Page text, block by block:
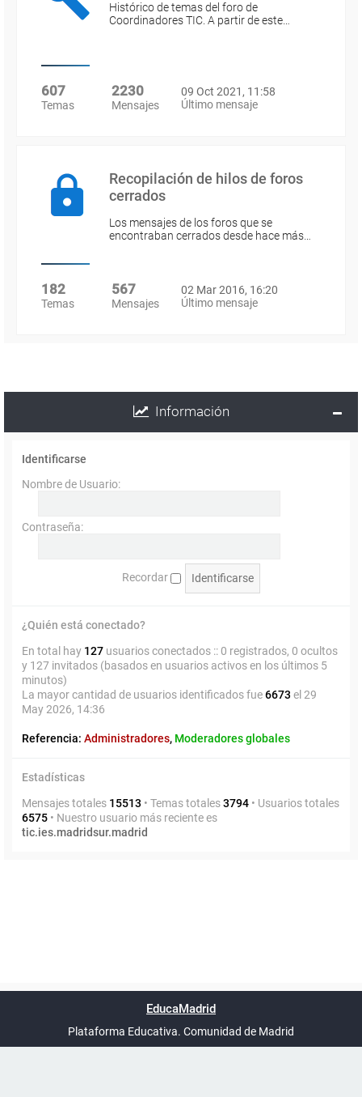
Histórico de temas del foro de
Coordinadores TIC. A partir de este…
607
Temas
2230
Mensajes
09 Oct 2021, 11:58
Último mensaje
Recopilación de hilos de foros
cerrados
Los mensajes de los foros que se
encontraban cerrados desde hace más…
182
Temas
567
Mensajes
02 Mar 2016, 16:20
Último mensaje
Información
Identificarse
Nombre de Usuario:
Contraseña:
Recordar
¿Quién está conectado?
En total hay 127 usuarios conectados :: 0 registrados, 0 ocultos
y 127 invitados (basados en usuarios activos en los últimos 5
minutos)
La mayor cantidad de usuarios identificados fue6673 el 29
May 2026, 14:36
Referencia: Administradores, Moderadores globales
Estadísticas
Mensajes totales 15513 • Temas totales3794 • Usuarios totales
6575 • Nuestro usuario más reciente es
tic.ies.madridsur.madrid
UTC+02:00
phpBB España
EducaMadrid
Plataforma Educativa. Comunidad de Madrid